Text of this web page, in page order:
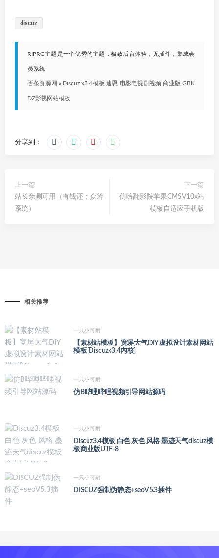
discuz
RIPRO主题是一个优秀的主题，极致后台体验，无插件，集成会
员系统
否条资源网 » Discuz x3.4模板 迪恩 电影电视剧视频 商业版 GBK
DZ影视网站模板
分享到：
上一篇
站长亲测可用（有钱还；众筹
系统）
下一篇
仿嗨翻影院苹果CMSV10x站
模板自适应手机版
相关推荐
一只小可耐
【素材站模板】宽屏大气DIY虚拟设计素材网站
模板[Discuzx3.4内核]
一只小可耐
仿B哔哩哔哩视频引导网站源码
一只小可耐
Discuz3.4模板 白色 灰色 风格 墨迹天气discuz模
板商业版UTF-8
一只小可耐
DISCUZ强制伪静态+seoV5.3插件